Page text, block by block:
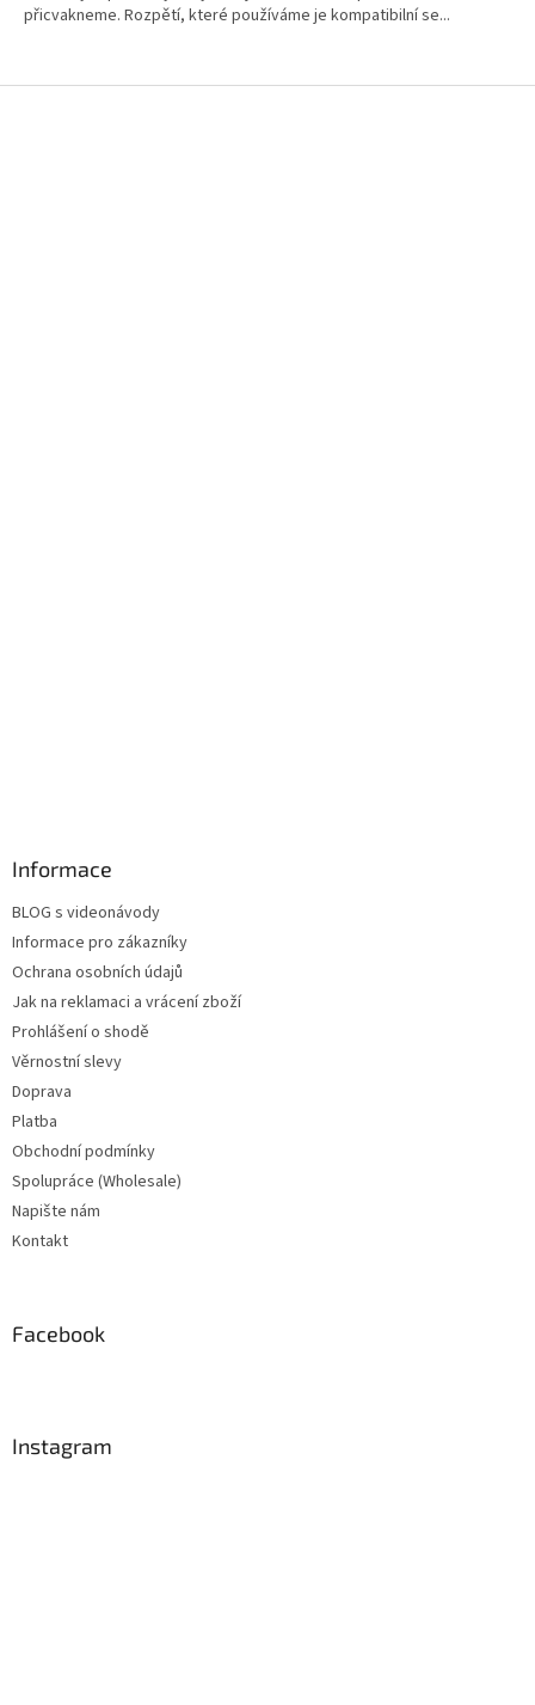
přicvakneme. Rozpětí, které používáme je kompatibilní se...
Informace
BLOG s videonávody
Informace pro zákazníky
Ochrana osobních údajů
Jak na reklamaci a vrácení zboží
Prohlášení o shodě
Věrnostní slevy
Doprava
Platba
Obchodní podmínky
Spolupráce (Wholesale)
Napište nám
Kontakt
Facebook
Instagram